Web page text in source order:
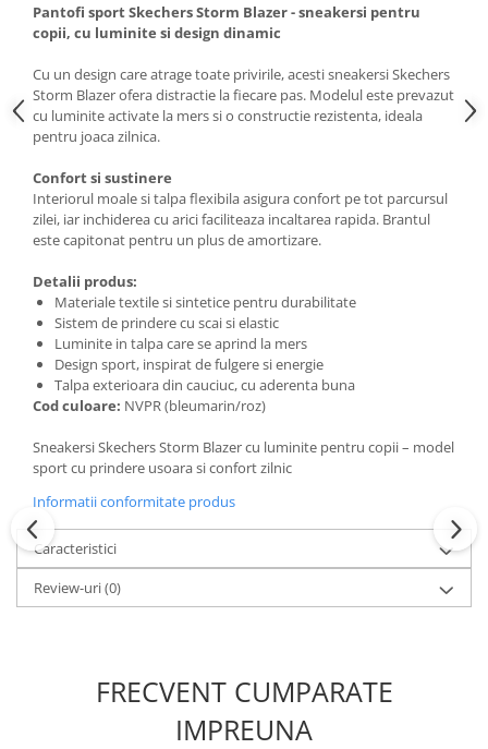
Pantofi sport Skechers Storm Blazer - sneakersi pentru
copii, cu luminite si design dinamic
Cu un design care atrage toate privirile, acesti sneakersi Skechers
Storm Blazer ofera distractie la fiecare pas. Modelul este prevazut
cu luminite activate la mers si o constructie rezistenta, ideala
pentru joaca zilnica.
Confort si sustinere
Interiorul moale si talpa flexibila asigura confort pe tot parcursul
zilei, iar inchiderea cu arici faciliteaza incaltarea rapida. Brantul
este capitonat pentru un plus de amortizare.
Detalii produs:
Materiale textile si sintetice pentru durabilitate
Sistem de prindere cu scai si elastic
Luminite in talpa care se aprind la mers
Design sport, inspirat de fulgere si energie
Talpa exterioara din cauciuc, cu aderenta buna
Cod culoare: NVPR (bleumarin/roz)
Sneakersi Skechers Storm Blazer cu luminite pentru copii – model
sport cu prindere usoara si confort zilnic
Informatii conformitate produs
Caracteristici
Review-uri(0)
FRECVENT CUMPARATE
IMPREUNA